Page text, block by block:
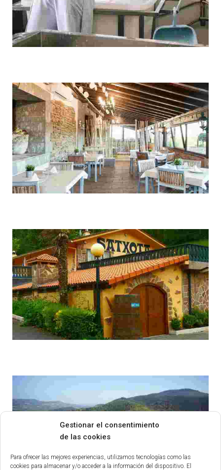
Gestionar el consentimiento
de las cookies
Para ofrecer las mejores experiencias, utilizamos tecnologías como las
cookies para almacenar y/o acceder a la información del dispositivo. El